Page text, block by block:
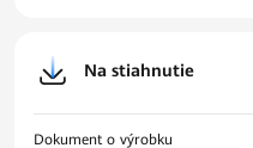
Na stiahnutie
Dokument o výrobku